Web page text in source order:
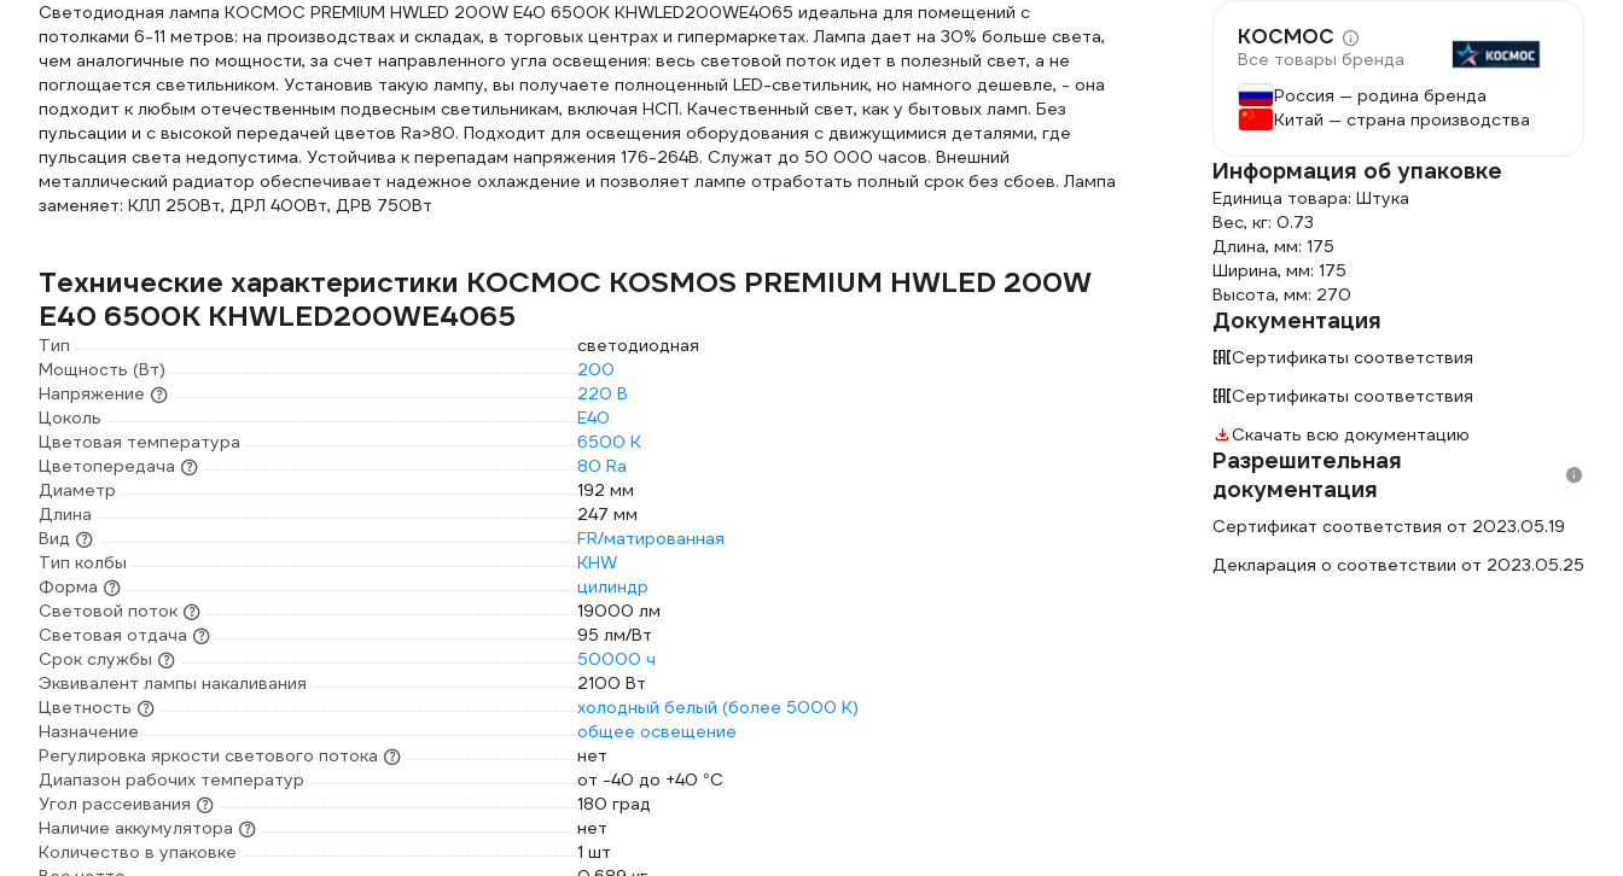
Светодиодная лампа КОСМОС PREMIUM HWLED 200W E40 6500K KHWLED200WE4065 идеальна для помещений с
потолками 6-11 метров: на производствах и складах, в торговых центрах и гипермаркетах. Лампа дает на 30% больше света,
чем аналогичные по мощности, за счет направленного угла освещения: весь световой поток идет в полезный свет, а не
поглощается светильником. Установив такую лампу, вы получаете полноценный LED-светильник, но намного дешевле, - она
подходит к любым отечественным подвесным светильникам, включая НСП. Качественный свет, как у бытовых ламп. Без
пульсации и с высокой передачей цветов Ra>80. Подходит для освещения оборудования с движущимися деталями, где
пульсация света недопустима. Устойчива к перепадам напряжения 176-264В. Служат до 50 000 часов. Внешний
металлический радиатор обеспечивает надежное охлаждение и позволяет лампе отработать полный срок без сбоев. Лампа
заменяет: КЛЛ 250Вт, ДРЛ 400Вт, ДРВ 750Вт
Технические характеристики КОСМОС KOSMOS PREMIUM HWLED 200W
E40 6500K KHWLED200WE4065
Тип
светодиодная
Мощность (Вт)
200
Напряжение
220 В
Цоколь
E40
Цветовая температура
6500 К
Цветопередача
80 Ra
Диаметр
192 мм
Длина
247 мм
Вид
FR/матированная
Тип колбы
KHW
Форма
цилиндр
Световой поток
19000 лм
Световая отдача
95 лм/Вт
Срок службы
50000 ч
Эквивалент лампы накаливания
2100 Вт
Цветность
холодный белый (более 5000 К)
Назначение
общее освещение
Регулировка яркости светового потока
нет
Диапазон рабочих температур
от -40 до +40 °С
Угол рассеивания
180 град
Наличие аккумулятора
нет
Количество в упаковке
1 шт
КОСМОС
Все товары бренда
Россия — родина бренда
Китай — страна производства
Информация об упаковке
Единица товара: Штука
Вес, кг: 0.73
Длина, мм: 175
Ширина, мм: 175
Высота, мм: 270
Документация
Сертификаты соответствия
Сертификаты соответствия
Скачать всю документацию
Разрешительная
документация
Сертификат соответствия от 2023.05.19
Декларация о соответствии от 2023.05.25